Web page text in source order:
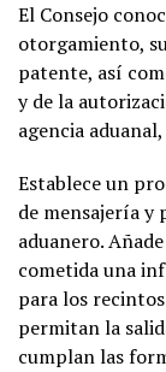
El Consejo
otorgamiento,
patente, así
y de la
agencia
Establece un
de mensajería y
aduanero.
cometida una
para los
permitan la
cumplan las